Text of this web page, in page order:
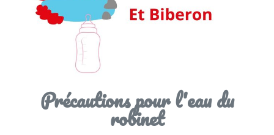
Précautions pour l'eau du
robinet